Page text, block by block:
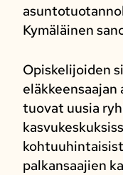
Kymäläinen
Opiskelijoiden
tuovat uusia
palkansaajien